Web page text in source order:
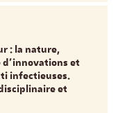
: la nature,
d’innovations et
infectieuses.
et